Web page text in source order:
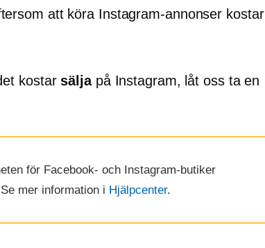
att köra Instagram-annonser kostar
kostarsäljapå Instagram, låt oss ta en
för Facebook- och Instagram-butiker
mer information i Hjälpcenter.